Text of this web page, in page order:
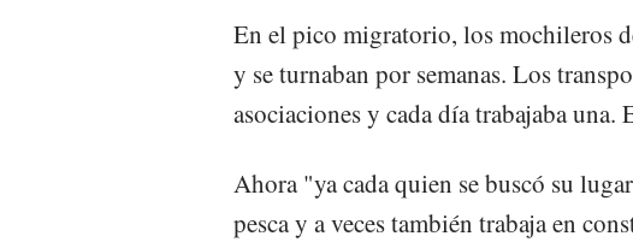
En el pico migratorio, los mochileros
y se turnaban por semanas. Los
asociaciones y cada día trabajaba una.
Ahora "ya cada quien se buscó su
pesca y a veces también trabaja en